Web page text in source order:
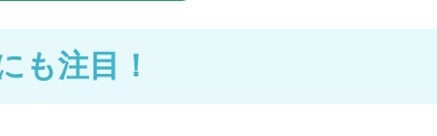
も注目！